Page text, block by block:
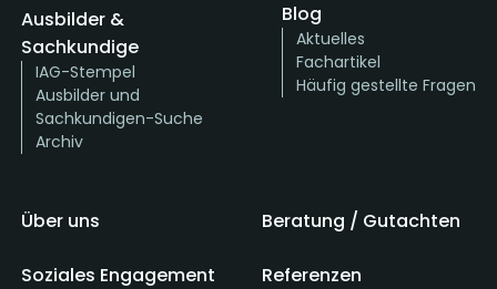
Ausbilder &
Sachkundige
IAG-Stempel
Ausbilder und
Sachkundigen-Suche
Archiv
Blog
Aktuelles
Fachartikel
Häufig gestellte Fragen
Über uns Beratung / Gutachten
Soziales Engagement Referenzen